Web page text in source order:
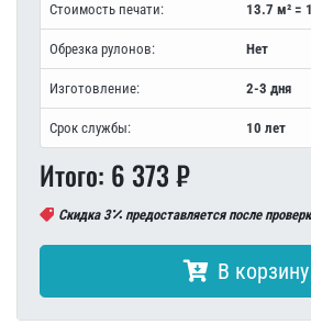
Стоимость печати: 13.7 м² =
Обрезка рулонов: Нет
Изготовление: 2-3 дня
Срок службы: 10 лет
Итого: 6 373₽
Скидка 3 предоставляется после
В корзину